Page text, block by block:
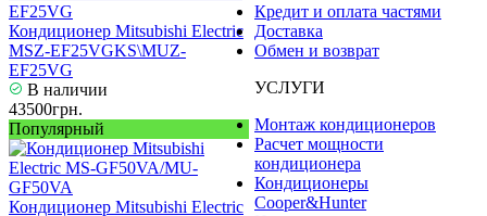
Кондиционер Mitsubishi Electric
MSZ-EF25VGKS\MUZ-
EF25VG
В наличии
43500грн.
Популярный
Кондиционер Mitsubishi Electric
Кредит и оплата частями
Доставка
Обмен и возврат
УСЛУГИ
Монтаж кондиционеров
Расчет мощности
кондиционера
Кондиционеры
Cooper&Hunter